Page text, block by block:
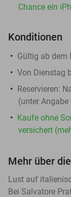
Chance ein
Konditionen
Gültig ab dem
Von Dienstag
Reservieren:
(unter
Kaufe ohne
versichert
Mehr über
Lust auf
Bei Salvatore